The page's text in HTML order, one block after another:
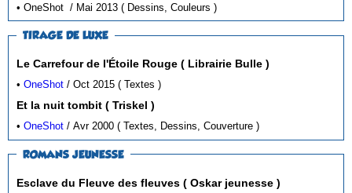
• OneShot / Mai 2013 ( Dessins, Couleurs )
TIRAGE DE LUXE
Le Carrefour de l'Étoile Rouge ( Librairie Bulle )
•OneShot / Oct 2015 ( Textes )
Et la nuit tombit ( Triskel )
•OneShot / Avr 2000 ( Textes, Dessins, Couverture )
ROMANS JEUNESSE
Esclave du Fleuve des fleuves ( Oskar jeunesse )